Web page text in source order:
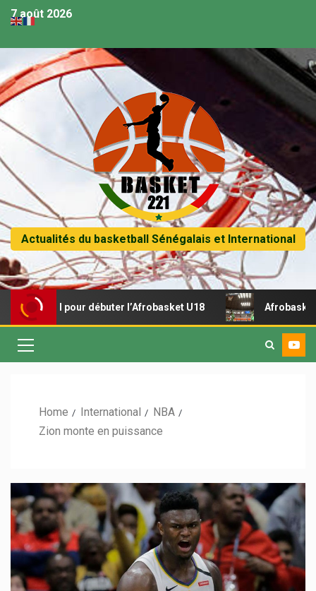
7 août 2026
Actualités du basketball Sénégalais et International
pour débuter l’Afrobasket U18 Afrobasket U18 –
Home International
NBA
Zion monte en puissance